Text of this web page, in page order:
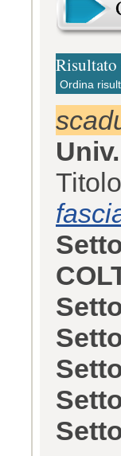
Risultato
Ordina